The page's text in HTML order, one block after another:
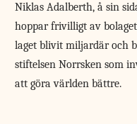
Niklas Adalberth, å sin
hoppar frivilligt av
laget blivit miljardär och
stiftelsen Norrsken som
att göra världen bättre.